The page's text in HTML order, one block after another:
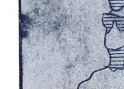
Ausstellungen nach Jahren filtern
Filter exhibitions by years
2026 2025 2024
2021
2020 2019